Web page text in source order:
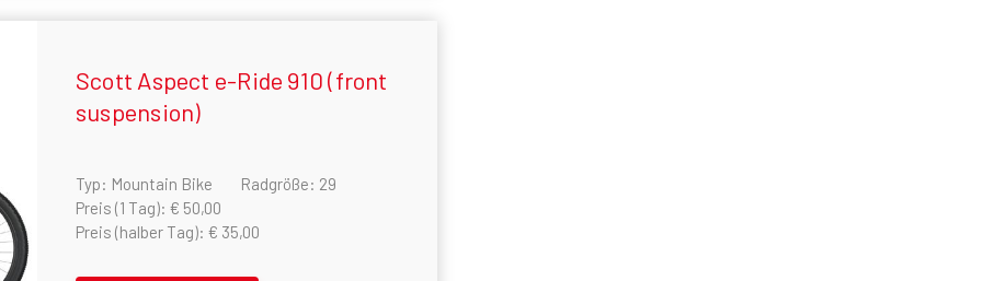
Scott Aspect e-Ride 910 (front
suspension)
Typ: Mountain Bike
Radgröße: 29
Preis (1 Tag): € 50,00
Preis (halber Tag): € 35,00